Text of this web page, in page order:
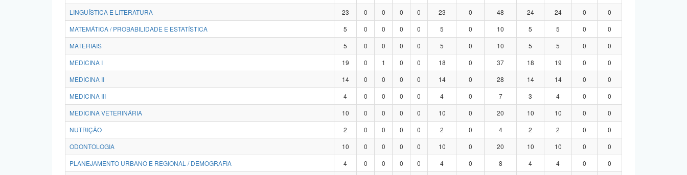
LINGUÍSTICA E LITERATURA
23 0 0 0 0 23 0 48 24 24 0
0
MATEMÁTICA / PROBABILIDADE E ESTATÍSTICA
5 0 0 0 0 5 0 10 5 5 0
0
MATERIAIS
5 0 0 0 0 5 0 10 5 5 0
0
MEDICINA I
19 0 1 0 0 18 0 37 18 19 0
0
MEDICINA II
14 0 0 0 0 14 0 28 14 14 0
0
MEDICINA III
4 0 0 0 0 4 0 7 3 4 0
0
MEDICINA VETERINÁRIA
10 0 0 0 0 10 0 20 10 10 0
0
NUTRIÇÃO
2 0 0 0 0 2 0 4 2 2 0
0
ODONTOLOGIA
10 0 0 0 0 10 0 20 10 10 0
0
PLANEJAMENTO URBANO E REGIONAL / DEMOGRAFIA
4 0 0 0 0 4 0 8 4 4 0
0